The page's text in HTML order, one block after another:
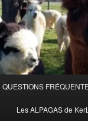
QUESTIONS
Les ALPAGAS de